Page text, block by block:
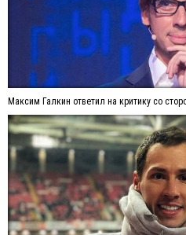
Максим Галкин ответил на критику со